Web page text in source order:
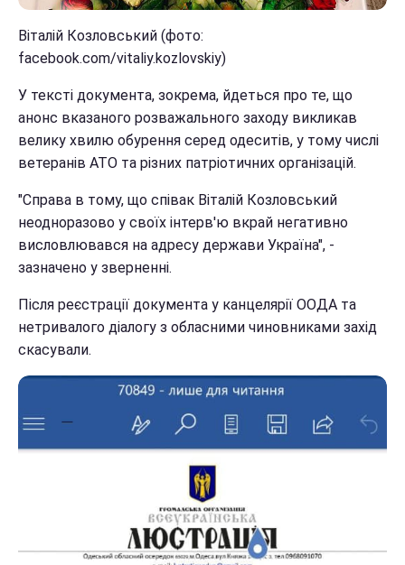
Віталій Козловський (фото:
facebook.com/vitaliy.kozlovskiy)
У тексті документа, зокрема, йдеться про те, що
анонс вказаного розважального заходу викликав
велику хвилю обурення серед одеситів, у тому числі
ветеранів АТО та різних патріотичних організацій.
"Справа в тому, що співак Віталій Козловський
неодноразово у своїх інтерв'ю вкрай негативно
висловлювався на адресу держави Україна", -
зазначено у зверненні.
Після реєстрації документа у канцелярії ООДА та
нетривалого діалогу з обласними чиновниками захід
скасували.